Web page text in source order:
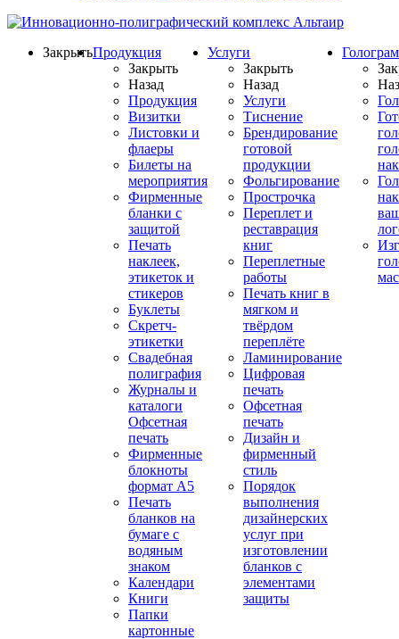
ЗакрытьПродукция
Закрыть
Назад
Продукция
Визитки
Листовки и
флаеры
Билеты на
мероприятия
Фирменные
бланки с
защитой
Печать
наклеек,
этикеток и
стикеров
Буклеты
Скретч-
этикетки
Свадебная
полиграфия
Журналы и
каталоги
Офсетная
печать
Фирменные
блокноты
формат А5
Печать
бланков на
бумаге с
водяным
знаком
Календари
Книги
Папки
картонные
Услуги
Закрыть
Назад
Услуги
Тиснение
Брендирование
готовой
продукции
Фольгирование
Прострочка
Переплет и
реставрация
книг
Переплетные
работы
Печать книг в
мягком и
твёрдом
переплёте
Ламинирование
Цифровая
печать
Офсетная
печать
Дизайн и
фирменный
стиль
Порядок
выполнения
дизайнерских
услуг при
изготовлении
бланков с
элементами
защиты